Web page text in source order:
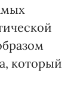
который